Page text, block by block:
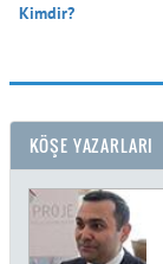
Kimdir?
KÖŞE YAZARLARI